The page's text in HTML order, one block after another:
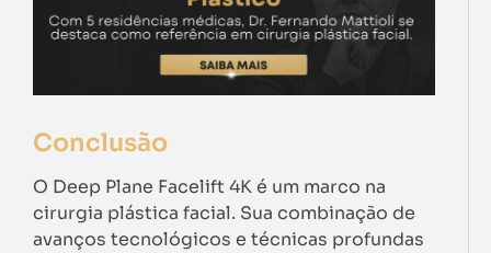
Conclusão
O Deep Plane Facelift 4K é um marco na
cirurgia plástica facial. Sua combinação de
avanços tecnológicos e técnicas profundas